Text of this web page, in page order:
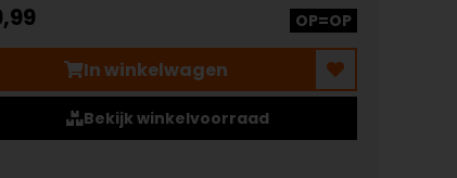
OP=OP
In winkelwagen
Bekijk winkelvoorraad